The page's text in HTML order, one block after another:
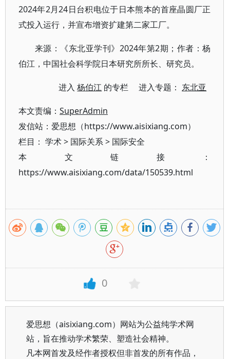
2024年2月24日台积电位于日本熊本的首座晶圆厂正
式投入运行，并宣布增资扩建第二家工厂。
来源：《东北亚学刊》2024年第2期；作者：杨
伯江，中国社会科学院日本研究所所长、研究员。
进入杨伯江 的专栏 进入专题： 东北亚
本文责编： SuperAdmin
发信站：爱思想（https://www.aisixiang.com）
栏目： 学术> 国际关系> 国际安全
本文链接：
https://www.aisixiang.com/data/150539.html
0
爱思想（aisixiang.com）网站为公益纯学术网
站，旨在推动学术繁荣、塑造社会精神。
凡本网首发及经作者授权但非首发的所有作品，